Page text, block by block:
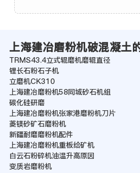
上海建冶磨粉机破混凝土
TRMS43.4立式辊磨机磨辊直径
锂长石粉石子机
立磨机CK310
上海建冶磨粉机58同城砂石机组
碳化硅研磨
上海建冶磨粉机张家港磨粉机刀片
菱镁砂矿石磨粉机
新疆耐磨磨粉机配件
上海建冶磨粉机重板给矿机
白云石粉碎机油温升高原因
变质岩磨粉机